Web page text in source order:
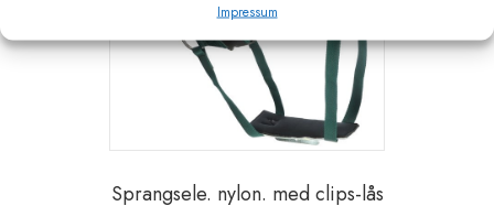
Impressum
Sprangsele. nylon. med clips-lås